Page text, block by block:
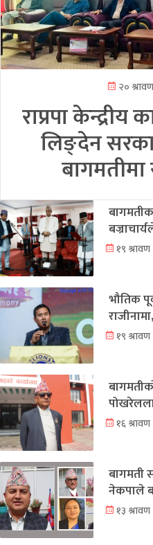
२०
राप्रपा
लिङ्देन
बागमतीमा
१९
भौतिक
१९
१६
बागमती
नेकपाले
१३